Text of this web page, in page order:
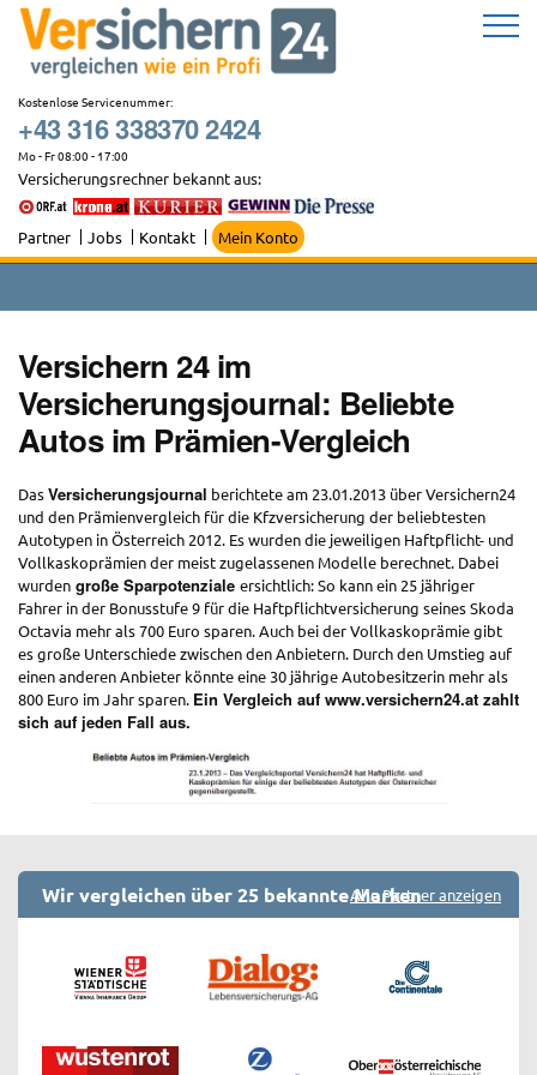
Zum
Inhalt
springen
Kostenlose Servicenummer:
+43 316 338370 2424
Mo - Fr 08:00 - 17:00
Versicherungsrechner bekannt aus:
Partner Jobs Kontakt Mein Konto
Versichern 24 im
Versicherungsjournal: Beliebte
Autos im Prämien-Vergleich
DasVersicherungsjournal berichtete am 23.01.2013 über Versichern24
und den Prämienvergleich für die Kfzversicherung der beliebtesten
Autotypen in Österreich 2012. Es wurden die jeweiligen Haftpflicht- und
Vollkaskoprämien der meist zugelassenen Modelle berechnet. Dabei
wurden große Sparpotenziale ersichtlich: So kann ein 25 jähriger
Fahrer in der Bonusstufe 9 für die Haftpflichtversicherung seines Skoda
Octavia mehr als 700 Euro sparen. Auch bei der Vollkaskoprämie gibt
es große Unterschiede zwischen den Anbietern. Durch den Umstieg auf
einen anderen Anbieter könnte eine 30 jährige Autobesitzerin mehr als
800 Euro im Jahr sparen. Ein Vergleich auf www.versichern24.at zahlt
sich auf jeden Fall aus.
Wir vergleichen über 25 bekannte MarkenAlle Partner anzeigen